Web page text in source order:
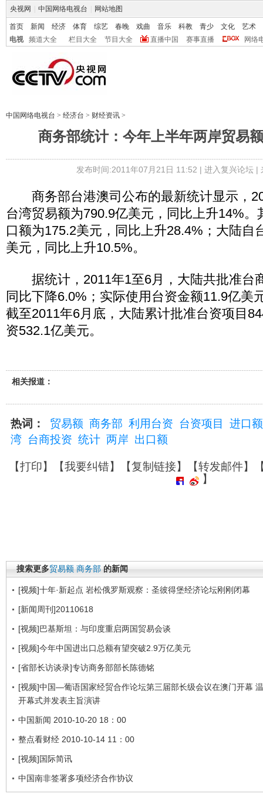
央视网 中国网络电视台 网站地图
首页 新闻 经济 体育 综艺 春晚 戏曲 音乐 科教 青少 文化
艺术
电视
频道大全 栏目大全 节目大全 直播中国 赛事直播 网络
中国网络电视台 > 经济台 > 财经资讯 >
商务部统计：今年上半年两岸贸易
发布时间:2011年07月21日 11:52 | 进入复兴论坛|
商务部台港澳司公布的最新统计显示，
台湾贸易额为790.9亿美元，同比上升14%。
口额为175.2美元，同比上升28.4%；大陆自
美元，同比上升10.5%。
据统计，2011年1至6月，大陆共批准台
同比下降6.0%；实际使用台资金额11.9亿美
截至2011年6月底，大陆累计批准台资项目
资532.1亿美元。
相关报道：
热词： 贸易额 商务部 利用台资 台资项目
进口额
湾 台商投资 统计 两岸 出口额
【打印】【我要纠错】【复制链接】【转发邮件】
】
搜索更多贸易额 商务部 的新闻
[视频]十年·新起点 岩松俄罗斯观察：圣彼得堡经济论坛刚刚闭幕
[新闻周刊]20110618
[视频]巴基斯坦：与印度重启两国贸易会谈
[视频]今年中国进出口总额有望突破2.9万亿美元
[省部长访谈录]专访商务部部长陈德铭
[视频]中国—葡语国家经贸合作论坛第三届部长级会议在澳门开幕
开幕式并发表主旨演讲
中国新闻 2010-10-20 18：00
整点看财经 2010-10-14 11：00
[视频]国际简讯
中国南非签署多项经济合作协议